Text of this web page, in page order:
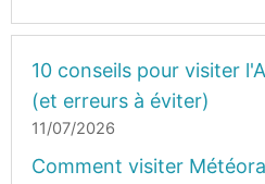
10 conseils pour visiter
(et erreurs à éviter)
11/07/2026
Comment visiter